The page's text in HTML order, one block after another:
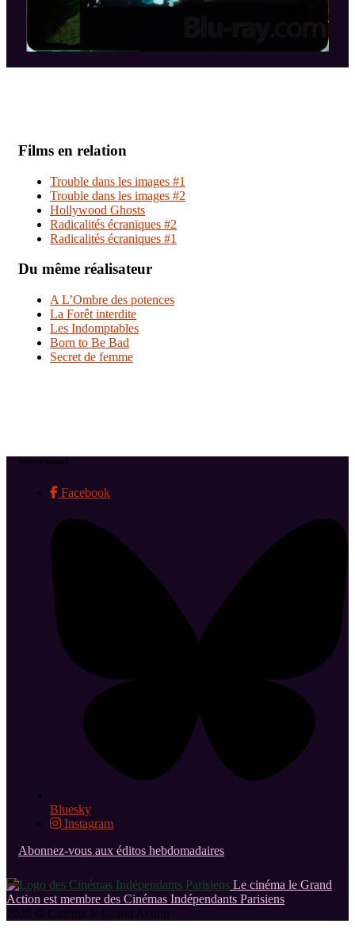
Films en relation
Trouble dans les images #1
Trouble dans les images #2
Hollywood Ghosts
Radicalités écraniques #2
Radicalités écraniques #1
Du même réalisateur
A L’Ombre des potences
La Forêt interdite
Les Indomptables
Born to Be Bad
Secret de femme
Suivez-nous !
Facebook
Bluesky
Instagram
Abonnez-vous aux éditos hebdomadaires
Le cinéma le Grand
Action est membre des Cinémas Indépendants Parisiens
2026 © Cinéma le Grand Action